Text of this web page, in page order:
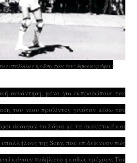
υπαλλήλων της Sony προς τους δημοσιογράφους
συνάντηση, μόνο για εκπροσώπους του
του νέου προϊόντος γινόταν μέσω του
άκουγαν τα λόγια με τα ακουστικά και
της Sony, που επιδείκνυαν πώς
κάνουν ποδήλατο ή καθώς τρέχουν. Τον